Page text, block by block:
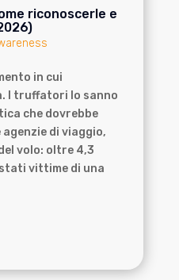
riconoscerle e
in cui
I truffatori lo sanno
che dovrebbe
di viaggio,
volo: oltre 4,3
vittime di una